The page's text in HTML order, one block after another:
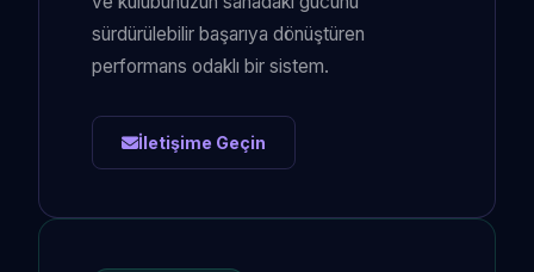
sürdürülebilir başarıya dönüştüren
performans odaklı bir sistem.
İletişime Geçin